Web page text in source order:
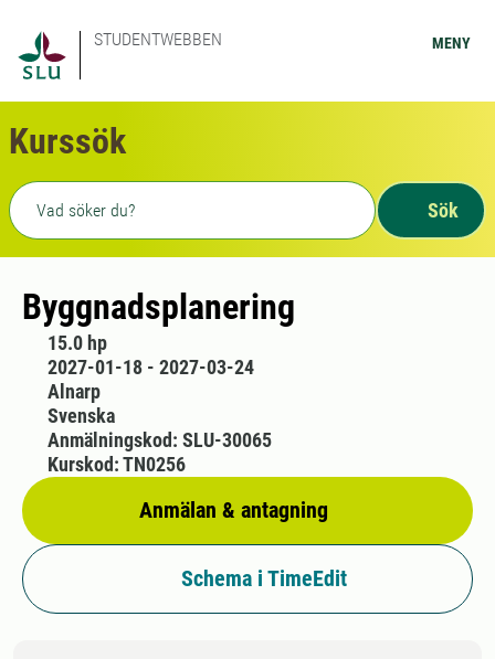
STUDENTWEBBEN MENY
Kurssök
Fritext sökning
Sök
Byggnadsplanering
15.0 hp
2027-01-18 - 2027-03-24
Alnarp
Svenska
Anmälan & antagning
Anmälningskod: SLU-30065
Kurskod: TN0256
Schema i TimeEdit